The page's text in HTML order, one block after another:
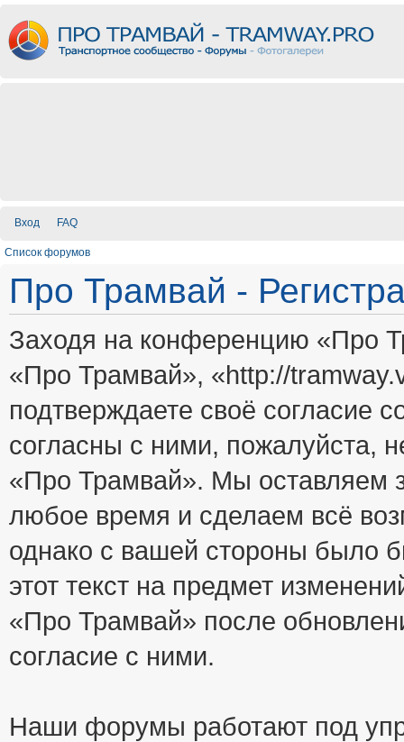
Вход FAQ
Список форумов
Про Трамвай -
Заходя на конференцию «Про
«Про Трамвай», «http://
подтверждаете своё
согласны с ними, пожалуйста,
«Про Трамвай». Мы оставляем
любое время и сделаем всё
однако с вашей стороны было
этот текст на предмет
«Про Трамвай» после
согласие с ними.
Наши форумы работают под